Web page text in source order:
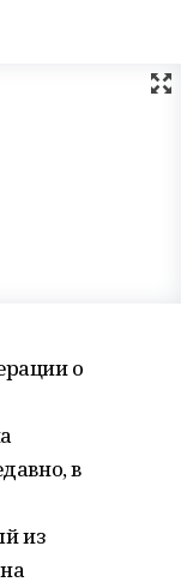
о
в
из